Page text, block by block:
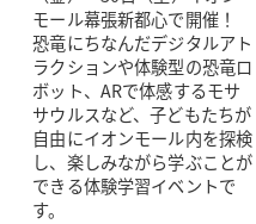
モール幕張新都心で開催！
恐竜にちなんだデジタルアト
ラクションや体験型の恐竜ロ
ボット、ARで体感するモサ
サウルスなど、子どもたちが
自由にイオンモール内を探検
し、楽しみながら学ぶことが
できる体験学習イベントで
す。